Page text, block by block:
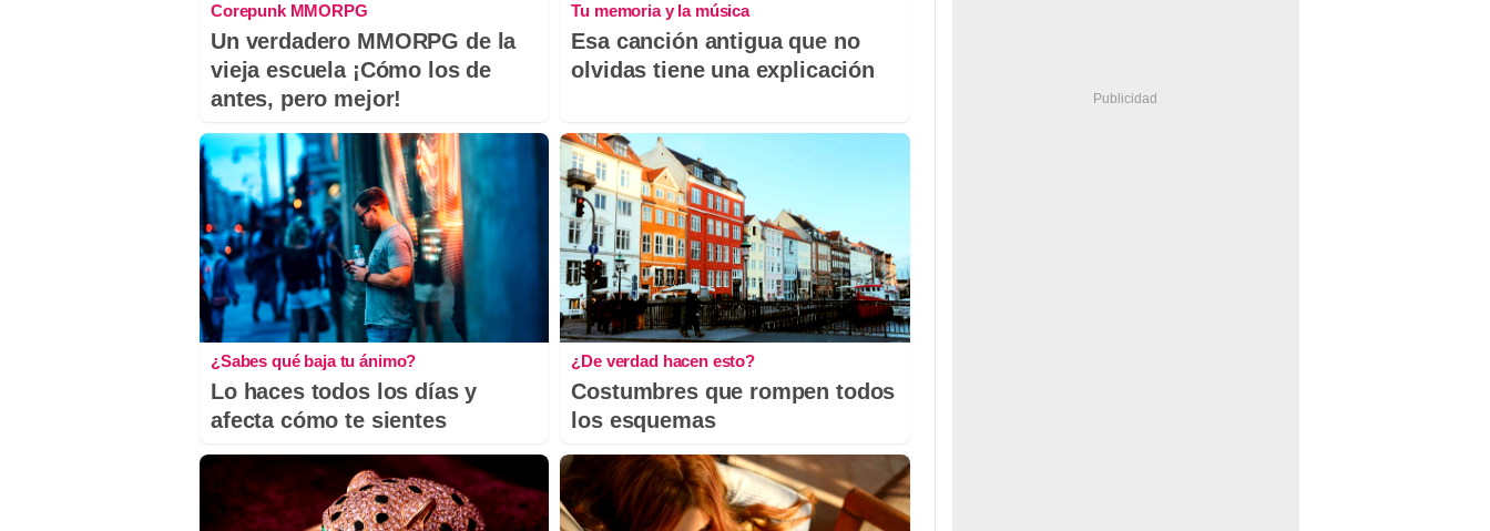
Corepunk MMORPG
Un verdadero MMORPG de la
vieja escuela ¡Cómo los de
antes, pero mejor!
Tu memoria y la música
Esa canción antigua que no
olvidas tiene una explicación
¿Sabes qué baja tu ánimo?
Lo haces todos los días y
afecta cómo te sientes
¿De verdad hacen esto?
Costumbres que rompen todos
los esquemas